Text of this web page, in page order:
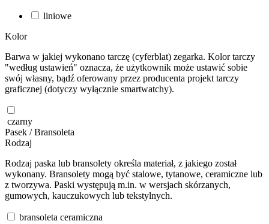
liniowe
Kolor
Barwa w jakiej wykonano tarczę (cyferblat) zegarka. Kolor tarczy
"według ustawień" oznacza, że użytkownik może ustawić sobie
swój własny, bądź oferowany przez producenta projekt tarczy
graficznej (dotyczy wyłącznie smartwatchy).
czarny
Pasek / Bransoleta
Rodzaj
Rodzaj paska lub bransolety określa materiał, z jakiego został
wykonany. Bransolety mogą być stalowe, tytanowe, ceramiczne lub
z tworzywa. Paski występują m.in. w wersjach skórzanych,
gumowych, kauczukowych lub tekstylnych.
bransoleta ceramiczna